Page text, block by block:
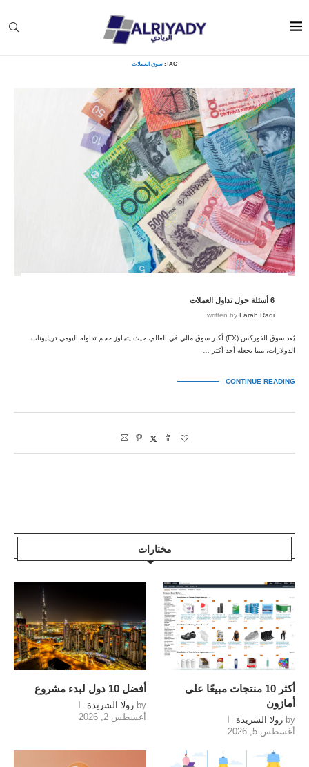
TAG: سوق العملات
6 أسئلة حول تداول العملات
written by Farah Radi
يُعد سوق الفوركس (FX) أكبر سوق مالي في العالم، حيث يتجاوز حجم تداوله اليومي تريليونات
الدولارات، مما يجعله أحد أكثر …
CONTINUE READING
مختارات
أكثر 10 منتجات مبيعًا على
أمازون
by رولا الشريدة
أغسطس 5, 2026
أفضل 10 دول لبدء مشروع
by رولا الشريدة
أغسطس 2, 2026